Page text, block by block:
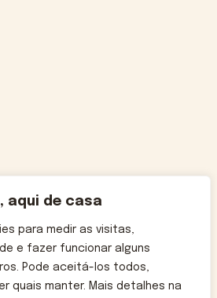
aqui de casa
para medir as visitas,
e fazer funcionar alguns
Pode aceitá-los todos,
quais manter. Mais detalhes na